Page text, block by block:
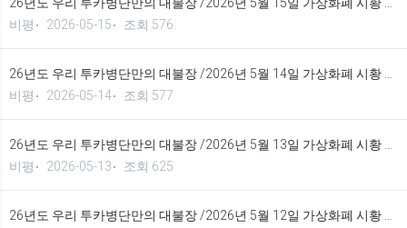
비평
2026-05-15 조회 576
비평
2026-05-14 조회 577
비평
2026-05-13 조회 625